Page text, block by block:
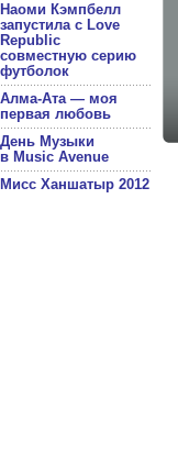
Наоми Кэмпбелл
запустила с Love
Republic
совместную серию
футболок
Алма-Ата — моя
первая любовь
День Музыки
в Music Avenue
Мисс Ханшатыр 2012